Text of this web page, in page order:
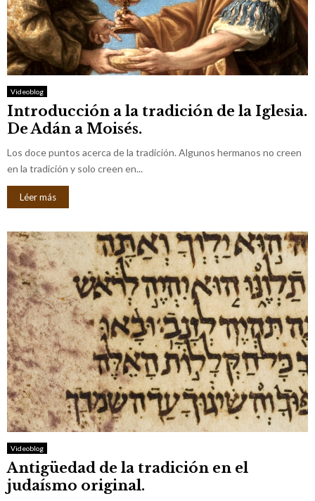
Videoblog
Introducción a la tradición de la Iglesia.
De Adán a Moisés.
Los doce puntos acerca de la tradición. Algunos hermanos no creen
en la tradición y solo creen en...
Léer más
Videoblog
Antigüedad de la tradición en el
judaísmo original.